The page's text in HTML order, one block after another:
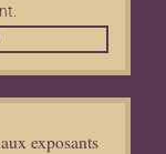
exposants